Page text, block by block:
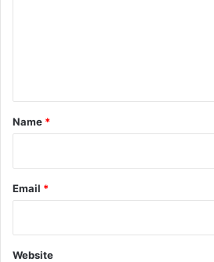
*
Name *
Email *
Website